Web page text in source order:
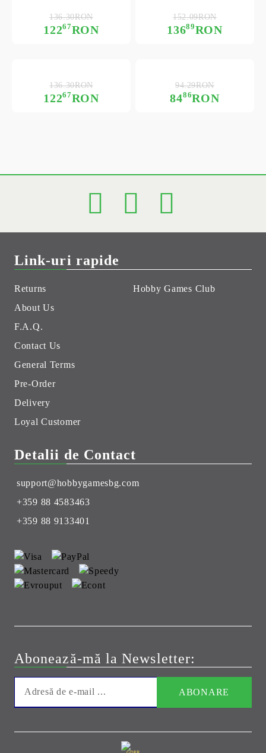
12267RON
136.30RON
13689RON
152.09RON
12267RON
136.30RON
8486RON
94.29RON
Link-uri rapide
Returns
About Us
F.A.Q.
Contact Us
General Terms
Pre-Order
Delivery
Loyal Customer
Hobby Games Club
Detalii de Contact
support@hobbygamesbg.com
+359 88 4583463
+359 88 9133401
Abonează-mă la Newsletter: